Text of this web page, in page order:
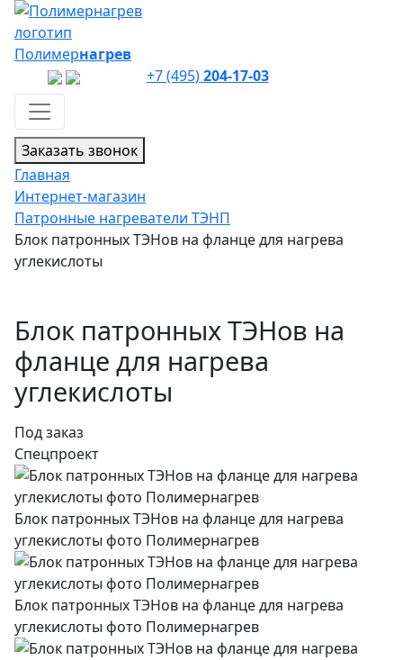
Полимернагрев
+7 (495)204-17-03
Заказать звонок
Главная
Интернет-магазин
Патронные нагреватели ТЭНП
Блок патронных ТЭНов на фланце для нагрева
углекислоты
Блок патронных ТЭНов на
фланце для нагрева
углекислоты
Под заказ
Спецпроект
Блок патронных ТЭНов на фланце для нагрева
углекислоты фото Полимернагрев
Блок патронных ТЭНов на фланце для нагрева
углекислоты фото Полимернагрев